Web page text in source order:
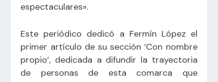
espectaculares».
Este periódico dedicó a Fermín López el
primer artículo de su sección‘Con nombre
propio’, dedicada a difundir la trayectoria
de personas de esta comarca que